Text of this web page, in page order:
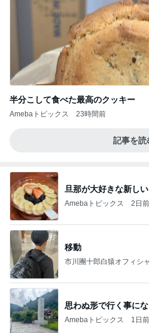
半分こして食べた最高のクッキー
Amebaトピックス 23時間前
記事を読
旦那が大好きな新し
Amebaトピックス 2日前
移動
市川團十郎白猿オフィシ
思わぬ形で行く事に
Amebaトピックス 1日前